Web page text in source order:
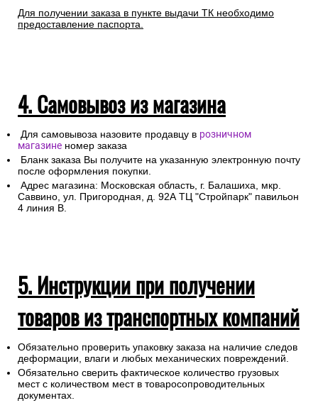
Для получении заказа в пункте выдачи ТК необходимо
предоставление паспорта.
4. Самовывоз из магазина
Для самовывоза назовите продавцу в розничном
магазине номер заказа
Бланк заказа Вы получите на указанную электронную почту
после оформления покупки.
Адрес магазина: Московская область, г. Балашиха, мкр.
Саввино, ул. Пригородная, д. 92А ТЦ "Стройпарк" павильон
4 линия В.
5. Инструкции при получении
товаров из транспортных компаний
Обязательно проверить упаковку заказа на наличие следов
деформации, влаги и любых механических повреждений.
Обязательно сверить фактическое количество грузовых
мест с количеством мест в товаросопроводительных
документах.